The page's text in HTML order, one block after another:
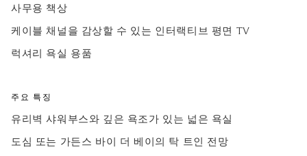
사무용 책상
케이블 채널을 감상할 수 있는 인터랙티브 평면 TV
럭셔리 욕실 용품
주요 특징
유리벽 샤워부스와 깊은 욕조가 있는 넓은 욕실
도심 또는 가든스 바이 더 베이의 탁 트인 전망